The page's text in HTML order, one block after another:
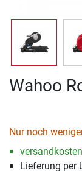
Wahoo
Nur noch
Lieferung per